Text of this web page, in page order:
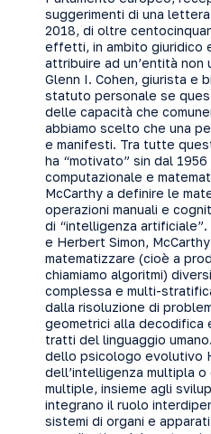
suggerimenti di una
2018, di oltre
effetti, in ambito giuridico
attribuire ad un’entità non
Glenn I. Cohen, giurista e
statuto personale se
delle capacità che
abbiamo scelto che una
e manifesti. Tra tutte
ha “motivato” sin dal
computazionale e
McCarthy a definire le
operazioni manuali e
di “intelligenza
e Herbert Simon,
matematizzare (cioè a
chiamiamo algoritmi)
complessa e multi-
dalla risoluzione di
geometrici alla decodifica
tratti del linguaggio
dello psicologo evolutivo
dell’intelligenza multipla
multiple, insieme agli
integrano il ruolo
sistemi di organi e